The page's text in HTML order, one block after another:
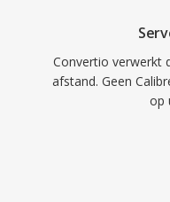
Convertio verwerkt
afstand. Geen
op